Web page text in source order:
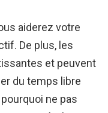
aiderez votre
De plus, les
et peuvent
du temps libre
ne pas